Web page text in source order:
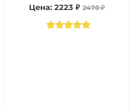
Цена: 2223 ₽ 2470 ₽